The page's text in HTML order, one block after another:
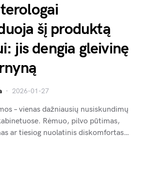
šį produktą
jis dengia gleivinę
2026-01-27
– vienas dažniausių nusiskundimų
Rėmuo, pilvo pūtimas,
ar tiesiog nuolatinis diskomfortas…